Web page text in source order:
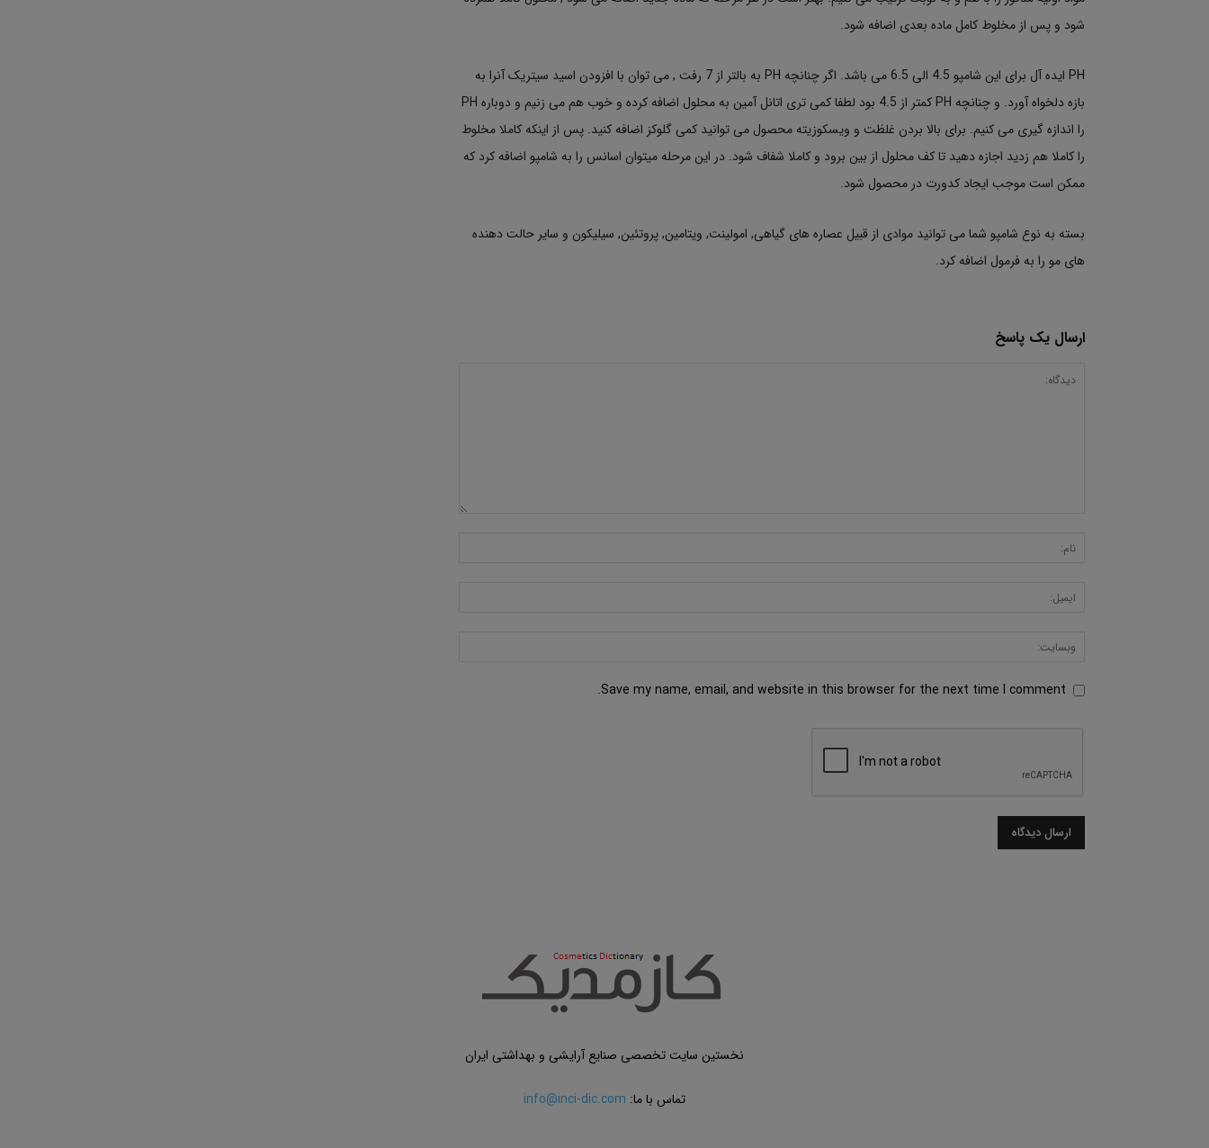
شود و پس از مخلوط کامل ماده بعدی اضافه شود.
PH ایده آل برای این شامپو 4.5 الی 6.5 می باشد. اگر چنانچه PH به بالتر از 7 رفت , می توان با افزودن اسید سیتریک آنرا به
بازه دلخواه آورد. و چنانچه PH کمتر از 4.5 بود لطفا کمی تری اتانل آمین به محلول اضافه کرده و خوب هم می زنیم و دوباره PH
را اندازه گیری می کنیم. برای بالا بردن غلظت و ویسکوزیته محصول می توانید کمی گلوکز اضافه کنید. پس از اینکه کاملا مخلوط
را کاملا هم زدید اجازه دهید تا کف محلول از بین برود و کاملا شفاف شود. در این مرحله میتوان اسانس را به شامپو اضافه کرد که
ممکن است موجب ایجاد کدورت در محصول شود.
بسته به نوع شامپو شما می توانید موادی از قبیل عصاره های گیاهی, امولینت, ویتامین, پروتئین, سیلیکون و سایر حالت دهنده
های مو را به فرمول اضافه کرد.
ارسال یک پاسخ
Save my name, email, and website in this browser for the next time I comment.
نخستین سایت تخصصی صنایع آرایشی و بهداشتی ایران
تماس با ما: info@inci-dic.com